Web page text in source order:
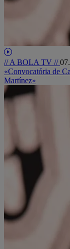
// A BOLA TV //
«Convocatória de
Martínez»